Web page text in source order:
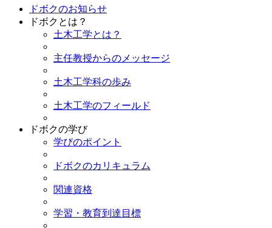
ドボクのお知らせ
ドボクとは？
土木工学とは？
主任教授からのメッセージ
土木工学科の歩み
土木工学のフィールド
ドボクの学び
学びのポイント
ドボクのカリキュラム
関連資格
学習・教育到達目標